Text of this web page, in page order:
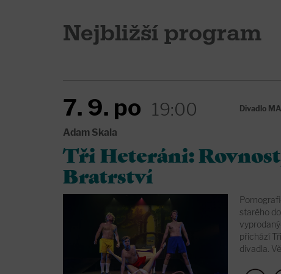
Nejbližší program
7. 9. po 19:00 Divadlo
Adam Skala
Tři Heteráni:
Bratrství
starého
přichází
divadla.